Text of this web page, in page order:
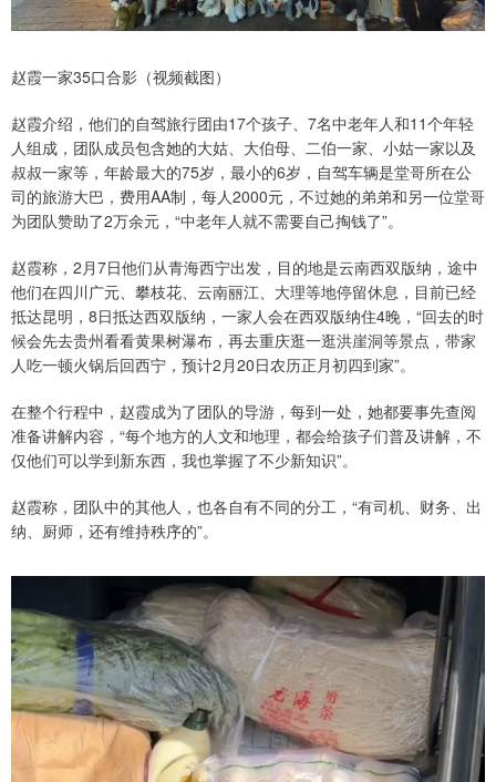
赵霞一家35口合影（视频截图）
赵霞介绍，他们的自驾旅行团由17个孩子、7名中老年人和11个年轻
人组成，团队成员包含她的大姑、大伯母、二伯一家、小姑一家以及
叔叔一家等，年龄最大的75岁，最小的6岁，自驾车辆是堂哥所在公
司的旅游大巴，费用AA制，每人2000元，不过她的弟弟和另一位堂哥
为团队赞助了2万余元，“中老年人就不需要自己掏钱了”。
赵霞称，2月7日他们从青海西宁出发，目的地是云南西双版纳，途中
他们在四川广元、攀枝花、云南丽江、大理等地停留休息，目前已经
抵达昆明，8日抵达西双版纳，一家人会在西双版纳住4晚，“回去的时
候会先去贵州看看黄果树瀑布，再去重庆逛一逛洪崖洞等景点，带家
人吃一顿火锅后回西宁，预计2月20日农历正月初四到家”。
在整个行程中，赵霞成为了团队的导游，每到一处，她都要事先查阅
准备讲解内容，“每个地方的人文和地理，都会给孩子们普及讲解，不
仅他们可以学到新东西，我也掌握了不少新知识”。
赵霞称，团队中的其他人，也各自有不同的分工，“有司机、财务、出
纳、厨师，还有维持秩序的”。